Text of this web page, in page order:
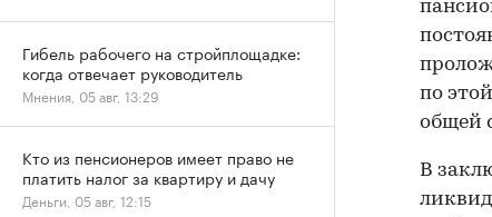
по
общей
В
Гибель рабочего на стройплощадке:
когда отвечает руководитель
Мнения, 05 авг, 13:29
Кто из пенсионеров имеет право не
платить налог за квартиру и дачу
Деньги, 05 авг, 12:15